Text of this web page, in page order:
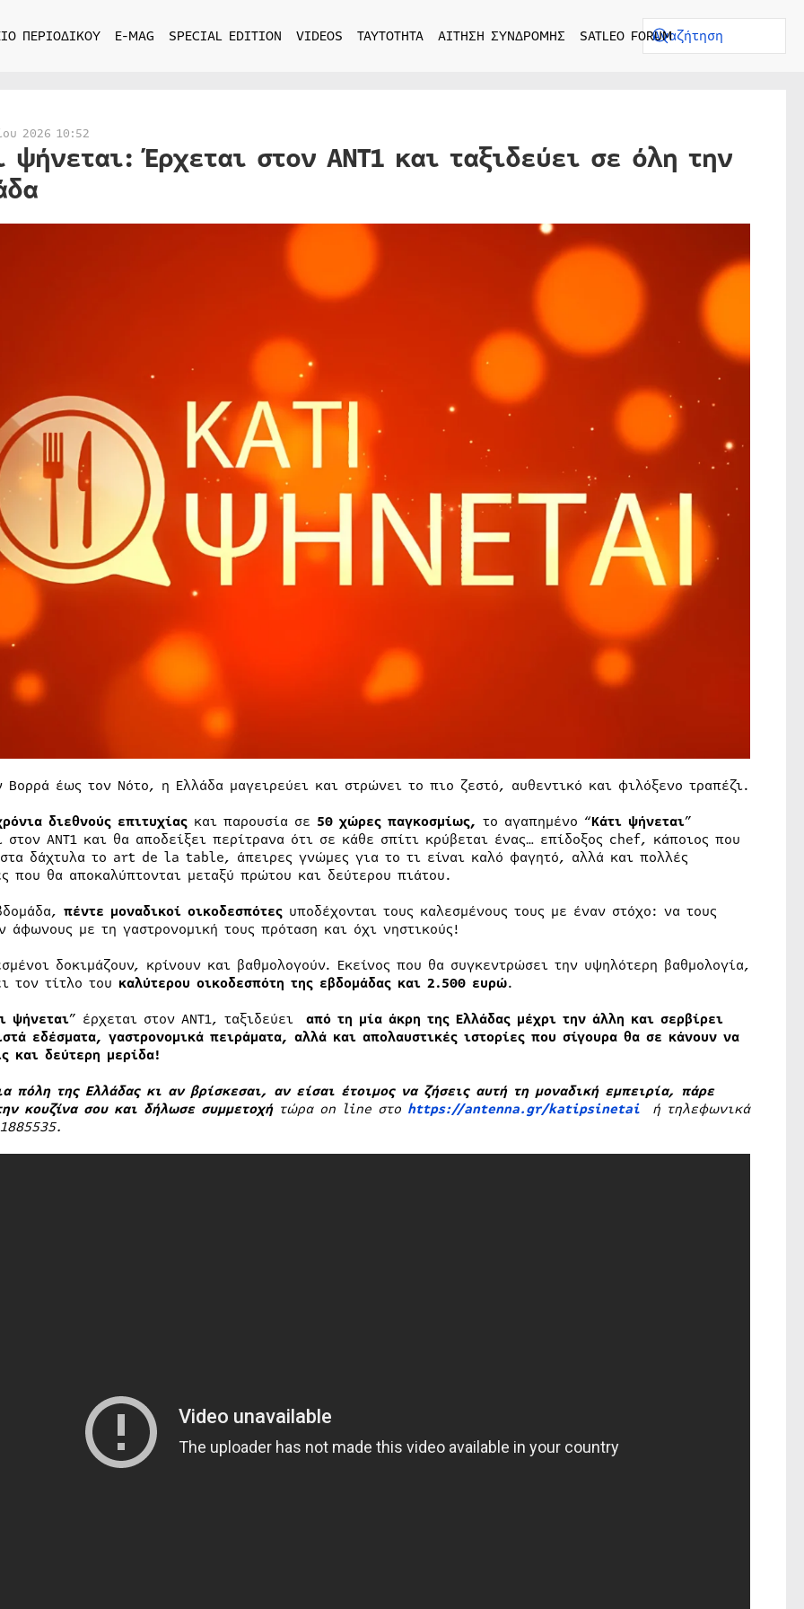
ΠΕΡΙΟΔΙΚΟΥ E-MAG SPECIAL EDITION VIDEOS ΤΑΥΤΟΤΗΤΑ ΑΙΤΗΣΗ ΣΥΝΔΡΟΜΗΣ SATLEO FORUM
2026 10:52
ψήνεται: Έρχεται στον ΑΝΤ1 και ταξιδεύει σε όλη την
Βορρά έως τον Νότο, η Ελλάδα μαγειρεύει και στρώνει το πιο ζεστό, αυθεντικό και φιλόξενο τραπέζι.
διεθνούς επιτυχίαςκαι παρουσία σε 50 χώρες παγκοσμίως, το αγαπημένο “Κάτι ψήνεται”
στον ΑΝΤ1 και θα αποδείξει περίτρανα ότι σε κάθε σπίτι κρύβεται ένας… επίδοξος chef, κάποιος που
δάχτυλα το art de la table, άπειρες γνώμες για το τι είναι καλό φαγητό, αλλά και πολλές
που θα αποκαλύπτονται μεταξύ πρώτου και δεύτερου πιάτου.
πέντε μοναδικοί οικοδεσπότεςυποδέχονται τους καλεσμένους τους με έναν στόχο: να τους
άφωνους με τη γαστρονομική τους πρόταση και όχι νηστικούς!
δοκιμάζουν, κρίνουν και βαθμολογούν. Εκείνος που θα συγκεντρώσει την υψηλότερη βαθμολογία,
τον τίτλο του καλύτερου οικοδεσπότη της εβδομάδας και 2.500 ευρώ.
ψήνεται” έρχεται στον ΑΝΤ1, ταξιδεύει από τη μία άκρη της Ελλάδας μέχρι την άλλη και σερβίρει
εδέσματα, γαστρονομικά πειράματα, αλλά και απολαυστικές ιστορίες που σίγουρα θα σε κάνουν να
και δεύτερη μερίδα!
πόλη της Ελλάδας κι αν βρίσκεσαι, αν είσαι έτοιμος να ζήσεις αυτή τη μοναδική εμπειρία, πάρε
κουζίνα σου και δήλωσε συμμετοχήτώρα on line στο https://antenna.gr/katipsinetaiή τηλεφωνικά